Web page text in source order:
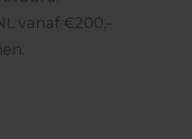
vanaf €200,-